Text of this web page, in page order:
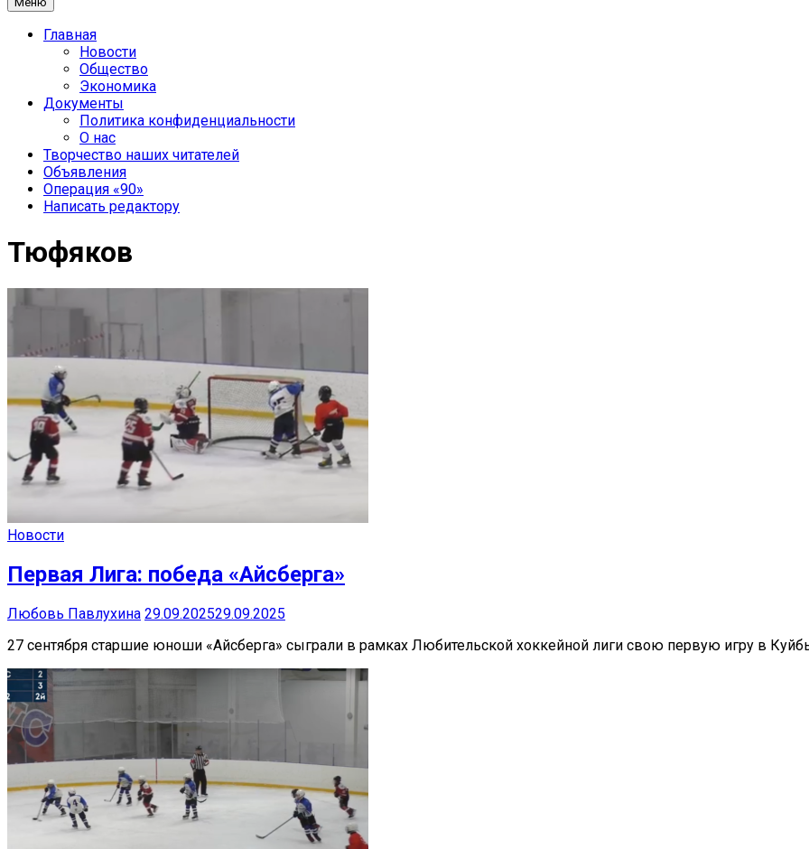
Главная
Новости
Общество
Экономика
Документы
Политика конфиденциальности
О нас
Творчество наших читателей
Объявления
Операция «90»
Написать редактору
Тюфяков
Новости
Первая Лига: победа «Айсберга»
Любовь Павлухина 29.09.202529.09.2025
27 сентября старшие юноши «Айсберга» сыграли в рамках Любительской хоккейной лиги свою первую игру в